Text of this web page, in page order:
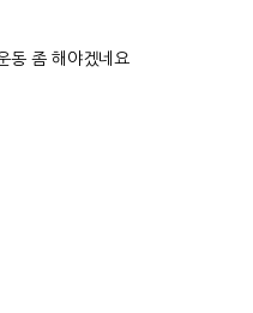
동 좀 해야겠네요